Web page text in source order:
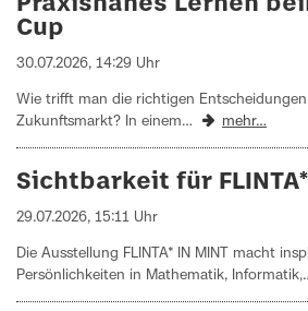
Cup
30.07.2026, 14:29 Uhr
Wie trifft man die richtigen
Zukunftsmarkt? In einem…
mehr…
Sichtbarkeit für FLINTA*
29.07.2026, 15:11 Uhr
Die Ausstellung FLINTA* IN MINT macht
Persönlichkeiten in Mathematik,